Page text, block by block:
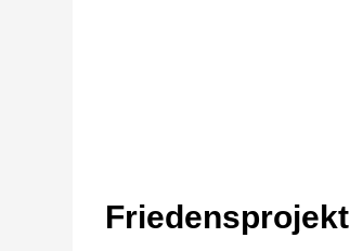
Friedensprojekt